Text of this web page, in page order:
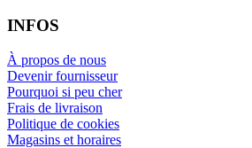
INFOS
À propos de nous
Devenir fournisseur
Pourquoi si peu cher
Frais de livraison
Politique de cookies
Magasins et horaires